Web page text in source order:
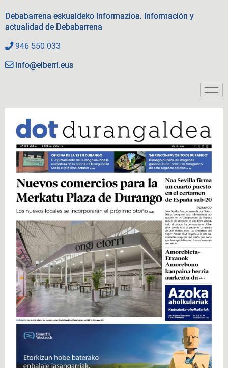
Debabarrena eskualdeko informazioa. Información y
actualidad de Debabarrena
946 550 033
info@eiberri.eus